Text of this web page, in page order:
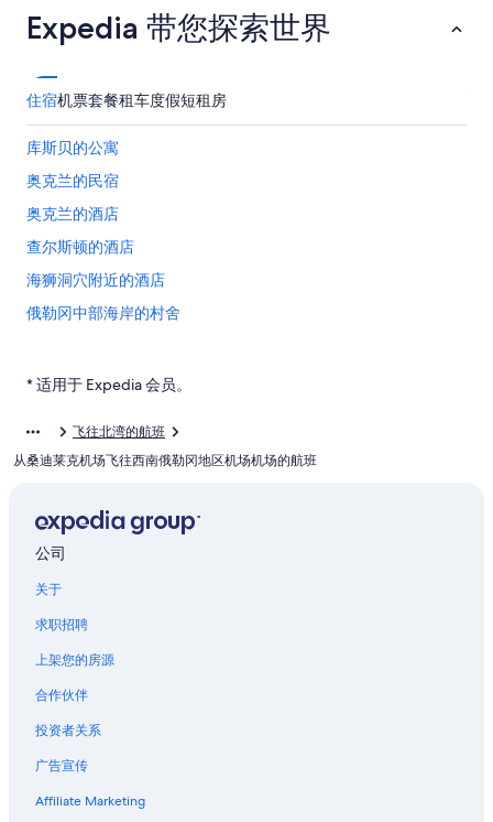
Expedia 带您探索世界
住宿机票套餐租车度假短租房
库斯贝的公寓
奥克兰的民宿
奥克兰的酒店
查尔斯顿的酒店
海狮洞穴附近的酒店
俄勒冈中部海岸的村舍
俄勒冈中部海岸的私人度假屋
佛罗伦萨的家庭旅馆
位于佛罗伦萨的历史风格酒店
位于佛罗伦萨的浪漫酒店
位于罗斯堡的浪漫酒店
罗斯堡的酒店
罗斯堡的度假村
* 适用于 Expedia 会员。
飞往北湾的航班
从桑迪莱克机场飞往西南俄勒冈地区机场机场的航班
公司
关于
求职招聘
上架您的房源
合作伙伴
投资者关系
广告宣传
Affiliate Marketing